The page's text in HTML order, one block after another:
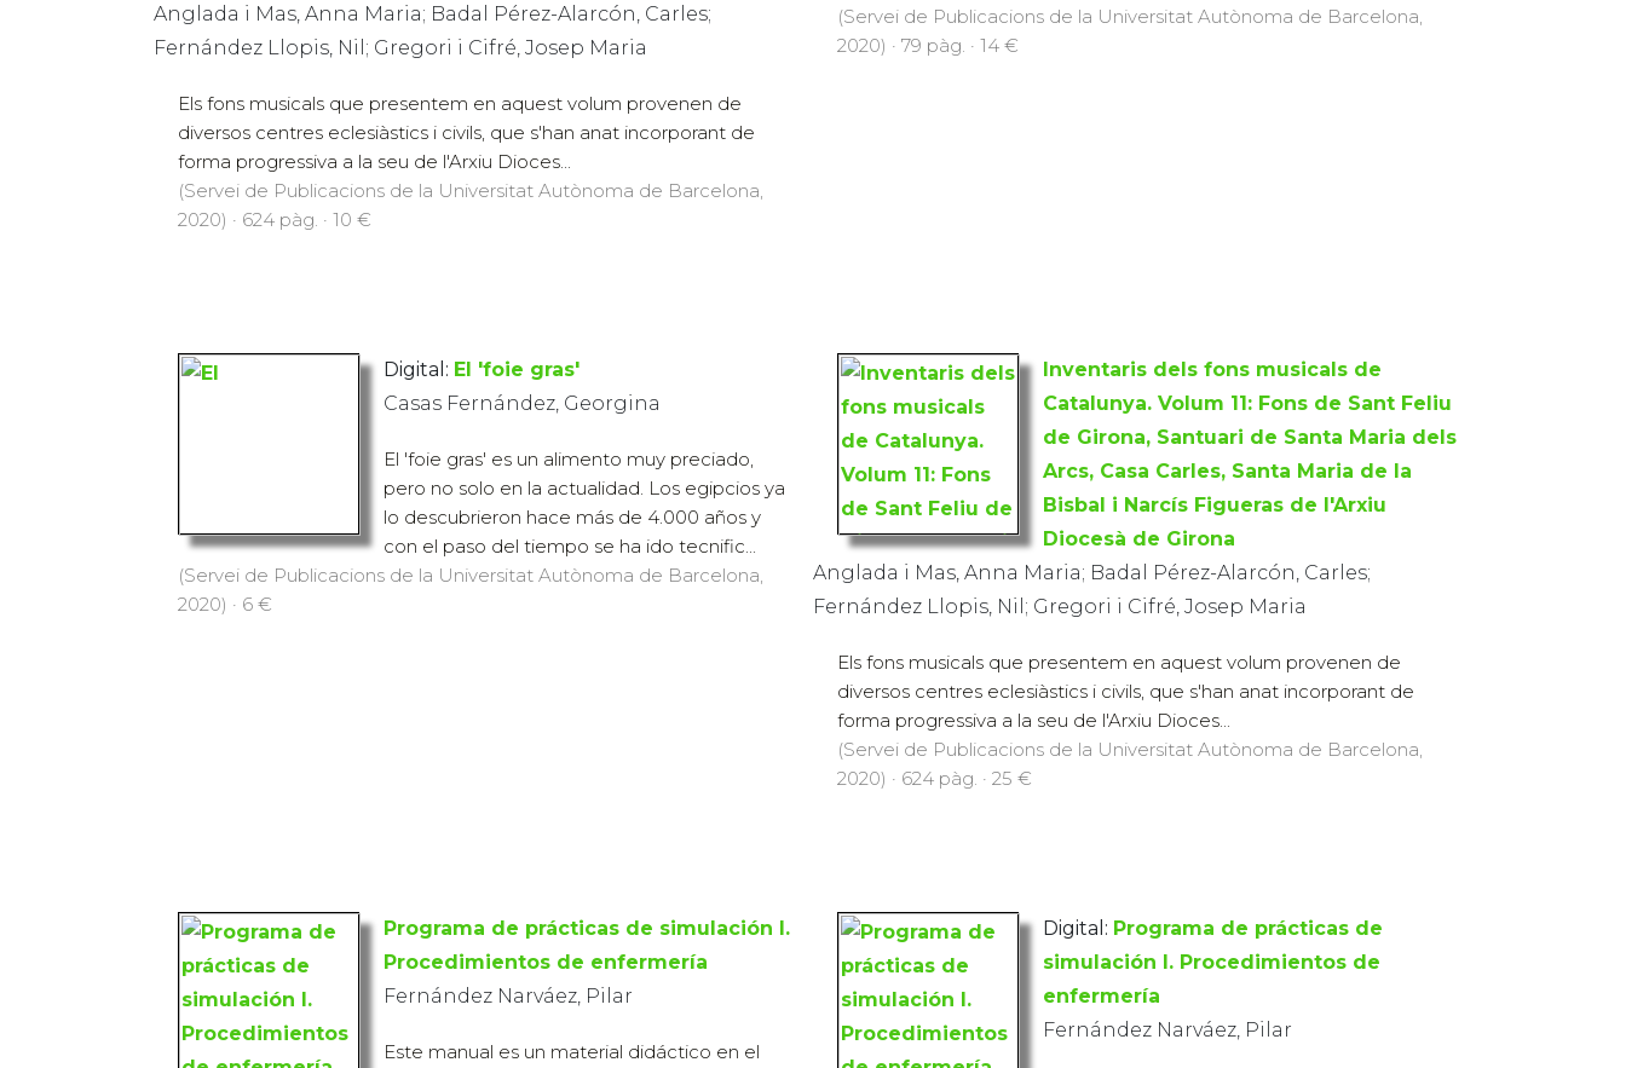
Anglada i Mas, Anna Maria; Badal Pérez-Alarcón, Carles;
Fernández Llopis, Nil; Gregori i Cifré, Josep Maria
Els fons musicals que presentem en aquest volum provenen de
diversos centres eclesiàstics i civils, que s'han anat incorporant de
forma progressiva a la seu de l'Arxiu Dioces...
(Servei de Publicacions de la Universitat Autònoma de Barcelona,
2020) · 624 pàg. · 10 €
(Servei de Publicacions de la Universitat Autònoma de Barcelona,
2020) · 79 pàg. · 14 €
Digital: El 'foie gras'
Casas Fernández, Georgina
El 'foie gras' es un alimento muy preciado,
pero no solo en la actualidad. Los egipcios ya
lo descubrieron hace más de 4.000 años y
con el paso del tiempo se ha ido tecnific...
(Servei de Publicacions de la Universitat Autònoma de Barcelona,
2020) · 6 €
Inventaris dels fons musicals de
Catalunya. Volum 11: Fons de Sant Feliu
de Girona, Santuari de Santa Maria dels
Arcs, Casa Carles, Santa Maria de la
Bisbal i Narcís Figueras de l'Arxiu
Diocesà de Girona
Anglada i Mas, Anna Maria; Badal Pérez-Alarcón, Carles;
Fernández Llopis, Nil; Gregori i Cifré, Josep Maria
Els fons musicals que presentem en aquest volum provenen de
diversos centres eclesiàstics i civils, que s'han anat incorporant de
forma progressiva a la seu de l'Arxiu Dioces...
(Servei de Publicacions de la Universitat Autònoma de Barcelona,
2020) · 624 pàg. · 25 €
Programa de prácticas de simulación I.
Procedimientos de enfermería
Fernández Narváez, Pilar
Este manual es un material didáctico en el
Digital: Programa de prácticas de
simulación I. Procedimientos de
enfermería
Fernández Narváez, Pilar